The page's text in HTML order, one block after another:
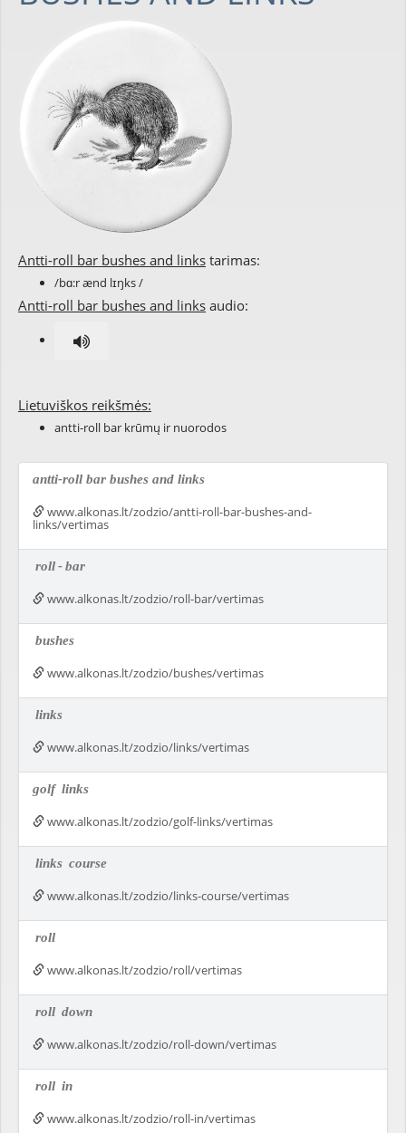
Antti-roll bar bushes and links tarimas:
/bɑ:r ænd lɪŋks /
Antti-roll bar bushes and links audio:
Lietuviškos reikšmės:
antti-roll bar krūmų ir nuorodos
antti-roll bar bushes and links
www.alkonas.lt/zodzio/antti-roll-bar-bushes-and-
links/vertimas
roll-bar
www.alkonas.lt/zodzio/roll-bar/vertimas
bushes
www.alkonas.lt/zodzio/bushes/vertimas
links
www.alkonas.lt/zodzio/links/vertimas
golf links
www.alkonas.lt/zodzio/golf-links/vertimas
links course
www.alkonas.lt/zodzio/links-course/vertimas
roll
www.alkonas.lt/zodzio/roll/vertimas
roll down
www.alkonas.lt/zodzio/roll-down/vertimas
roll in
www.alkonas.lt/zodzio/roll-in/vertimas